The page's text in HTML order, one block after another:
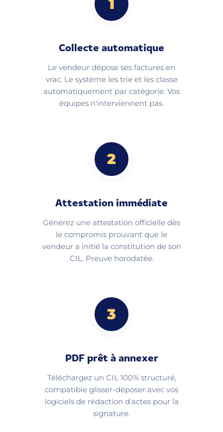
1
Collecte automatique
Le vendeur dépose ses factures en
vrac. Le système les trie et les classe
automatiquement par catégorie. Vos
équipes n'interviennent pas.
2
Attestation immédiate
Générez une attestation officielle dès
le compromis prouvant que le
vendeur a initié la constitution de son
CIL. Preuve horodatée.
3
PDF prêt à annexer
Téléchargez un CIL 100% structuré,
compatible glisser-déposer avec vos
logiciels de rédaction d'actes pour la
signature.